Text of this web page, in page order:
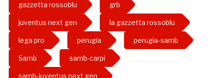
gazzetta rossoblu grb
juventus next gen la gazzetta rossoblu
lega pro perugia perugia-samb
Samb samb-carpi
samb-juventus next gen